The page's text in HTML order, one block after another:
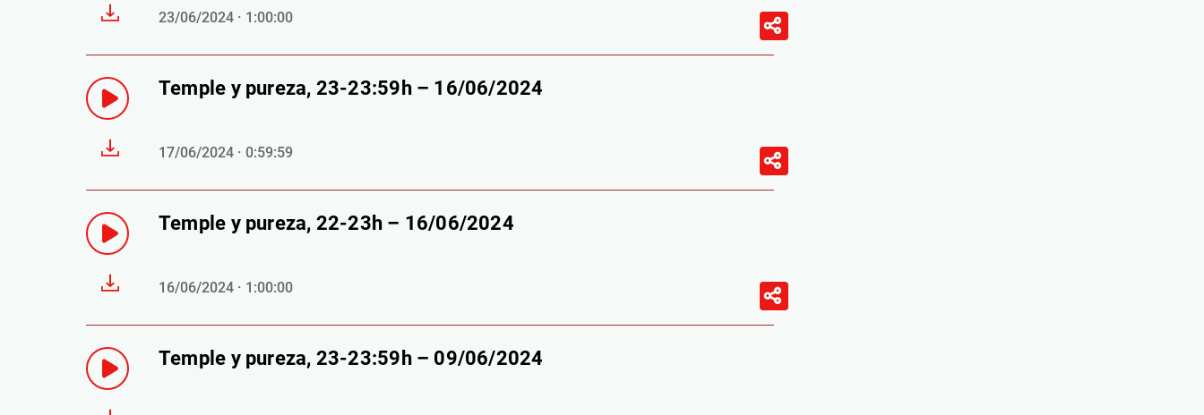
23/06/2024 · 1:00:00
Temple y pureza, 23-23:59h – 16/06/2024
17/06/2024 · 0:59:59
Temple y pureza, 22-23h – 16/06/2024
16/06/2024 · 1:00:00
Temple y pureza, 23-23:59h – 09/06/2024